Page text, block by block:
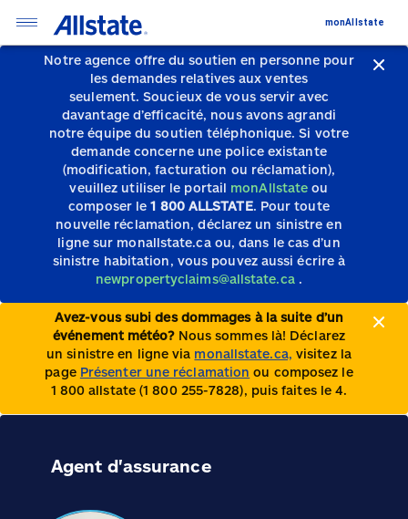
Notre agence offre du soutien en personne pour
les demandes relatives aux ventes
seulement.Soucieux de vous servir avec
davantage d’efficacité, nous avons agrandi
notre équipe du soutien téléphonique.Si votre
demande concerne une police existante
(modification, facturation ou réclamation),
veuillez utiliser le portail monAllstate ou
composer le1 800 ALLSTATE. Pour toute
nouvelle réclamation, déclarez un sinistre en
ligne sur monallstate.ca ou, dans le cas d’un
sinistre habitation, vous pouvez aussi écrire à
newpropertyclaims@allstate.ca .
Avez-vous subi des dommages à la suite d’un
événement météo? Nous sommes là! Déclarez
un sinistre en ligne via monallstate.ca, visitez la
page Présenter une réclamation ou composez le
1 800 allstate (1 800 255-7828), puis faites le 4.
monAllstate
Agent d'assurance